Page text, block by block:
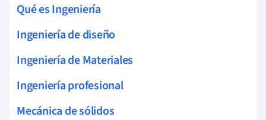
Qué es Ingeniería
Ingeniería de diseño
Ingeniería de Materiales
Ingeniería profesional
Mecánica de sólidos